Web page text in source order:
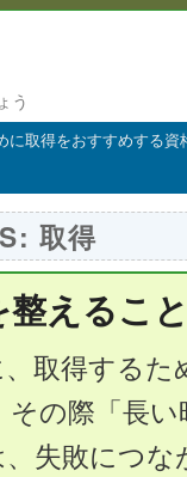
う
に取得をおすすめする資
取得
えるこ
取得するた
の際「長
失敗につ